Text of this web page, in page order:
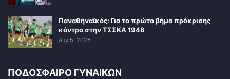
Παναθηναϊκός: Για το πρώτο βήμα πρόκρισης
κόντρα στην ΤΣΣΚΑ 1948
Αυγ 5, 2026
ΠΟΔΟΣΦΑΙΡΟ ΓΥΝΑΙΚΩΝ